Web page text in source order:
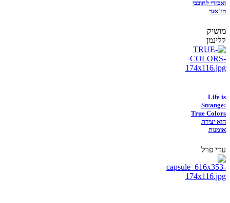
ואכזרי לחובבי
הז'אנר
מושיק
קלינמן
Life is
Strange:
True Colors
הוא יצירת
אומנות
עדי פרל